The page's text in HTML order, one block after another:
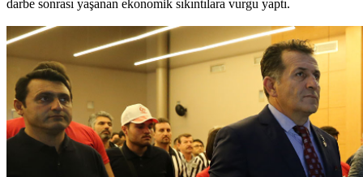
darbe sonrası yaşanan ekonomik sıkıntılara vurgu yaptı.